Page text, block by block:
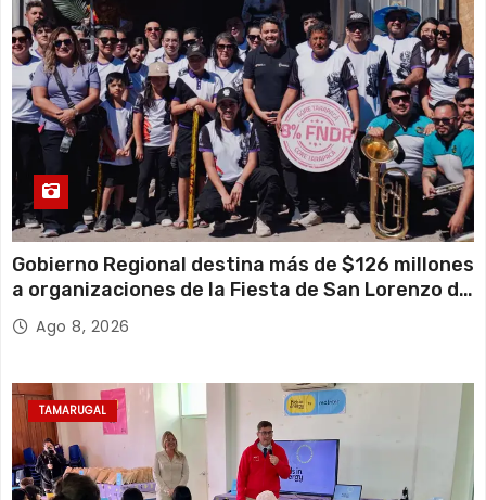
Gobierno Regional destina más de $126 millones
a organizaciones de la Fiesta de San Lorenzo de
Tarapacá
Ago 8, 2026
TAMARUGAL